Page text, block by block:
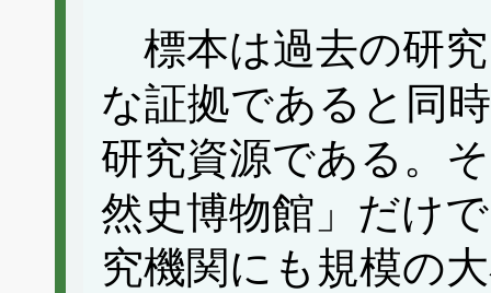
標本は過去の研
な証拠であると同
研究資源である。
然史博物館」だけ
究機関にも規模の